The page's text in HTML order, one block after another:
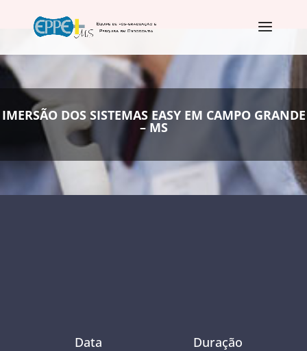
IMERSÃO DOS SISTEMAS EASY EM CAMPO GRANDE
– MS
Data Duração